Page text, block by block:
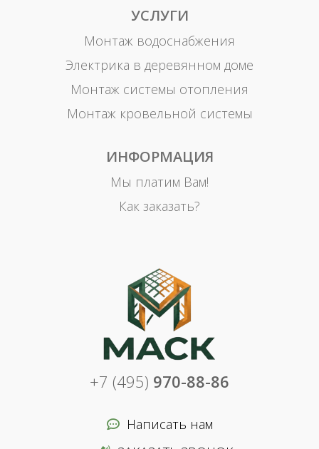
УСЛУГИ
Монтаж водоснабжения
Электрика в деревянном доме
Монтаж системы отопления
Монтаж кровельной системы
ИНФОРМАЦИЯ
Мы платим Вам!
Как заказать?
+7 (495) 970-88-86
Написать нам